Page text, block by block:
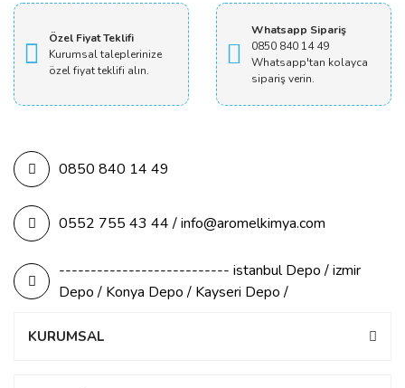
Özel Fiyat Teklifi
Kurumsal taleplerinize
özel fiyat teklifi alın.
Whatsapp Sipariş
0850 840 14 49
Whatsapp'tan kolayca
sipariş verin.
0850 840 14 49
0552 755 43 44 / info@aromelkimya.com
--------------------------- istanbul Depo / izmir
Depo / Konya Depo / Kayseri Depo /
KURUMSAL